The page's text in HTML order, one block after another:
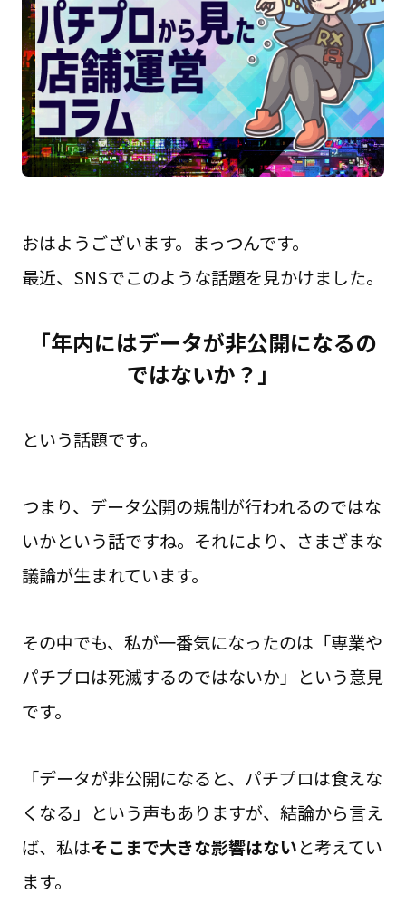
おはようございます。まっつんです。
最近、SNSでこのような話題を見かけました。
「年内にはデータが非公開になるの
ではないか？」
という話題です。
つまり、データ公開の規制が行われるのではな
いかという話ですね。それにより、さまざまな
議論が生まれています。
その中でも、私が一番気になったのは「専業や
パチプロは死滅するのではないか」という意見
です。
「データが非公開になると、パチプロは食えな
くなる」という声もありますが、結論から言え
ば、私はそこまで大きな影響はないと考えてい
ます。